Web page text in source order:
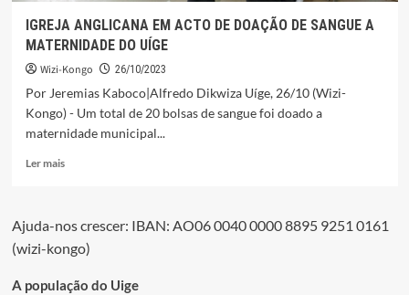
IGREJA ANGLICANA EM ACTO DE DOAÇÃO DE SANGUE A
MATERNIDADE DO UÍGE
Wizi-Kongo 26/10/2023
Por Jeremias Kaboco|Alfredo Dikwiza Uíge, 26/10 (Wizi-
Kongo) - Um total de 20 bolsas de sangue foi doado a
maternidade municipal...
Ler maisLeia
ANGLICANA
EM
DE
Ajuda-nos crescer: IBAN: AO06 0040 0000 8895 9251 0161
(wizi-kongo)
A população do Uige